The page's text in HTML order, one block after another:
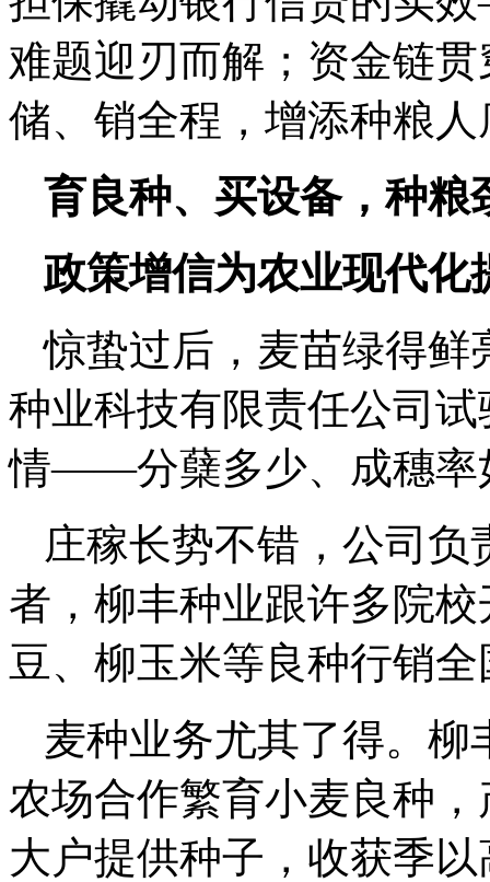
难题迎刃而解；资金链
储、销全程，增添种粮
育良种、买设备，种
政策增信为农业现代化
惊蛰过后，麦苗绿得鲜
种业科技有限责任公司
情——分蘖多少、成穗率
庄稼长势不错，公司
者，柳丰种业跟许多院
豆、柳玉米等良种行销全
麦种业务尤其了得。
农场合作繁育小麦良种
大户提供种子，收获季